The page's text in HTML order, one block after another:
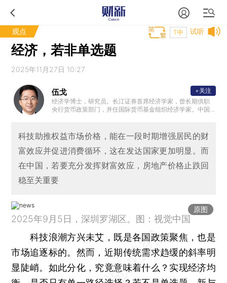
观点 试听
T中
经济，若非单选题
2025年11月27日 10:27
伍戈
经济学博士，研究员。长江证券首席经济学家，曾长期供职
央行货币政策部门，并任国际货币基金组织经济学家。中国
冠军。中国金融四十人论坛（CF40）成员、中国首席经济学
家论坛理事，清华、复旦、人大等校兼职导师。
+关注
科技助推权益市场价格，能在一段时期增强居民的财
富效应并促进消费循环，这在发达国家更加明显。而
在中国，若要充分发挥财富效应，房地产价格止跌回
稳至关重要
原图
2025年9月5日，深圳罗湖区。图：视觉中国
科技浪潮方兴未艾，既是各国政策聚焦，也是
市场追逐标的。然而，近期传统需求趋缓的斜率明
显陡峭。如此分化，究竟意味着什么？实现经济均